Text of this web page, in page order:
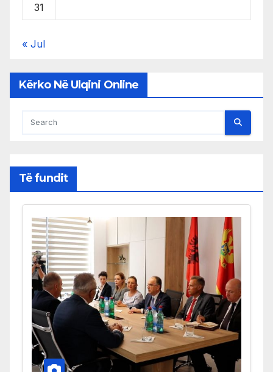
31
« Jul
Kërko Në Ulqini Online
Të fundit